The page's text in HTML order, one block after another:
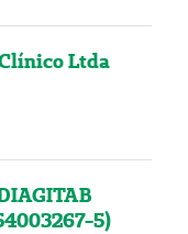
Ltda
5)